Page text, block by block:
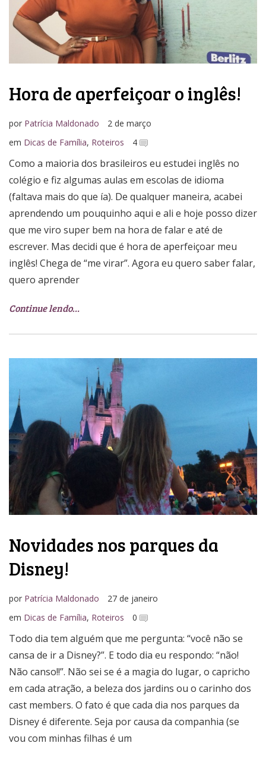
Hora de aperfeiçoar o inglês!
por Patrícia Maldonado
2 de março
em Dicas de Família, Roteiros 4
Como a maioria dos brasileiros eu estudei inglês no
colégio e fiz algumas aulas em escolas de idioma
(faltava mais do que ía). De qualquer maneira, acabei
aprendendo um pouquinho aqui e ali e hoje posso dizer
que me viro super bem na hora de falar e até de
escrever. Mas decidi que é hora de aperfeiçoar meu
inglês! Chega de “me virar”. Agora eu quero saber falar,
quero aprender
Continue lendo…
Novidades nos parques da
Disney!
por Patrícia Maldonado
27 de janeiro
em Dicas de Família, Roteiros 0
Todo dia tem alguém que me pergunta: “você não se
cansa de ir a Disney?”. E todo dia eu respondo: “não!
Não canso!!”. Não sei se é a magia do lugar, o capricho
em cada atração, a beleza dos jardins ou o carinho dos
cast members. O fato é que cada dia nos parques da
Disney é diferente. Seja por causa da companhia (se
vou com minhas filhas é um